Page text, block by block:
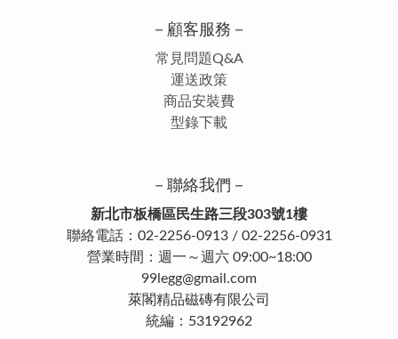
－顧客服務－
常見問題Q&A
運送政策
商品安裝費
型錄下載
－聯絡我們－
新北市板橋區民生路三段303號1樓
聯絡電話：02-2256-0913 / 02-2256-0931
營業時間：週一～週六 09:00~18:00
99legg@gmail.com
萊閣精品磁磚有限公司
統編：53192962